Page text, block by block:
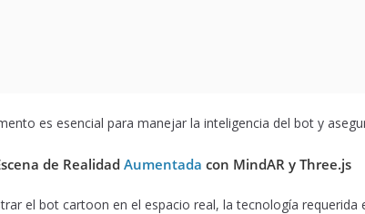
es esencial para manejar la inteligencia del bot y
de Realidad Aumentada con MindAR y Three.js
el bot cartoon en el espacio real, la tecnología requerida